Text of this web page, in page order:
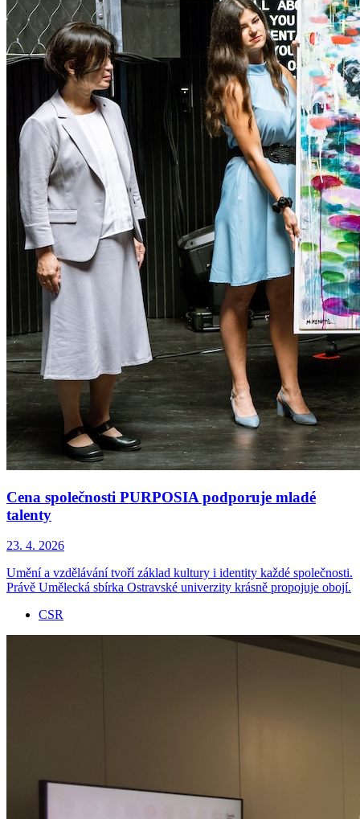
Cena společnosti PURPOSIA podporuje mladé
talenty
23. 4. 2026
Umění a vzdělávání tvoří základ kultury i identity každé společnosti.
Právě Umělecká sbírka Ostravské univerzity krásně propojuje obojí.
CSR